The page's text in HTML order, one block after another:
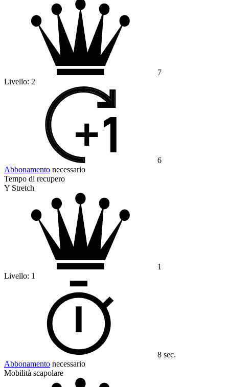
7
Livello: 2
6
Abbonamento necessario
Tempo di recupero
Y Stretch
1
Livello: 1
8 sec.
Abbonamento necessario
Mobilità scapolare